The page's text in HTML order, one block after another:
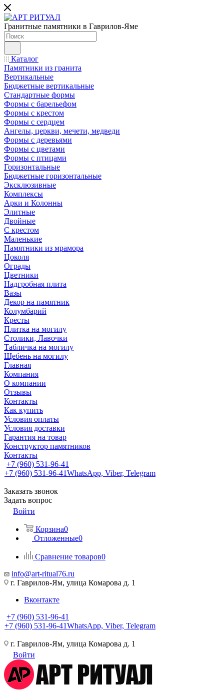
Гранитные памятники в Гаврилов-Яме
Каталог
Памятники из гранита
Вертикальные
Бюджетные вертикальные
Стандартные формы
Формы с барельефом
Формы с крестом
Формы с сердцем
Ангелы, церкви, мечети, медведи
Формы с деревьями
Формы с цветами
Формы с птицами
Горизонтальные
Бюджетные горизонтальные
Эксклюзивные
Комплексы
Арки и Колонны
Элитные
Двойные
С крестом
Маленькие
Памятники из мрамора
Цоколя
Ограды
Цветники
Надгробная плита
Вазы
Декор на памятник
Колумбарий
Кресты
Плитка на могилу
Столики, Лавочки
Табличка на могилу
Щебень на могилу
Главная
Компания
О компании
Отзывы
Контакты
Как купить
Условия оплаты
Условия доставки
Гарантия на товар
Конструктор памятников
Контакты
+7 (960) 531-96-41
+7 (960) 531-96-41WhatsApp, Viber, Telegram
Заказать звонок
Задать вопрос
Войти
Корзина0
Отложенные0
Сравнение товаров0
info@art-ritual76.ru
г. Гаврилов-Ям, улица Комарова д. 1
Вконтакте
+7 (960) 531-96-41
+7 (960) 531-96-41WhatsApp, Viber, Telegram
г. Гаврилов-Ям, улица Комарова д. 1
Войти